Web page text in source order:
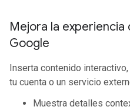
Mejora la experiencia
Google
Inserta contenido
tu cuenta o un servicio
Muestra detalles